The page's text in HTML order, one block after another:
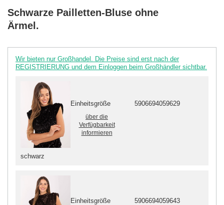
Schwarze Pailletten-Bluse ohne
Ärmel.
Wir bieten nur Großhandel. Die Preise sind erst nach der
REGISTRIERUNG und dem Einloggen beim Großhändler sichtbar.
Einheitsgröße 5906694059643
schwarz
Einheitsgröße 5906694059629
über die
Verfügbarkeit
informieren